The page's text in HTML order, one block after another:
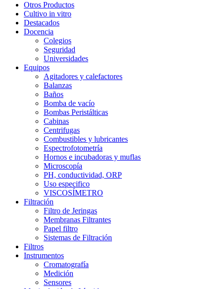
Otros Productos
Cultivo in vitro
Destacados
Docencia
Colegios
Seguridad
Universidades
Equipos
Agitadores y calefactores
Balanzas
Baños
Bomba de vacío
Bombas Peristálticas
Cabinas
Centrifugas
Combustibles y lubricantes
Espectrofotometría
Hornos e incubadoras y muflas
Microscopía
PH, conductividad, ORP
Uso especifico
VISCOSÍMETRO
Filtración
Filtro de Jeringas
Membranas Filtrantes
Papel filtro
Sistemas de Filtración
Filtros
Instrumentos
Cromatografía
Medición
Sensores